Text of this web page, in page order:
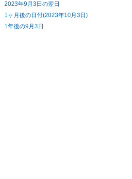
2023年9月3日の翌日
1ヶ月後の日付(2023年10月3日)
1年後の9月3日